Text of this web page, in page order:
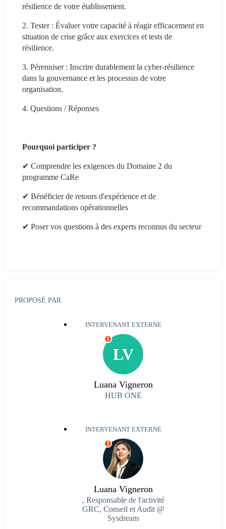
résilience de votre établissement.
2. Tester : Évaluer votre capacité à réagir efficacement en
situation de crise grâce aux exercices et tests de
résilience.
3. Pérenniser : Inscrire durablement la cyber-résilience
dans la gouvernance et les processus de votre
organisation.
4. Questions / Réponses
Pourquoi participer ?
✔ Comprendre les exigences du Domaine 2 du
programme CaRe
✔ Bénéficier de retours d'expérience et de
recommandations opérationnelles
✔ Poser vos questions à des experts reconnus du secteur
PROPOSÉ PAR
INTERVENANT EXTERNE
LV
I
Luana Vigneron
HUB ONE
INTERVENANT EXTERNE
I
Luana Vigneron
, Responsable de l'activité
GRC, Conseil et Audit @
Sysdream